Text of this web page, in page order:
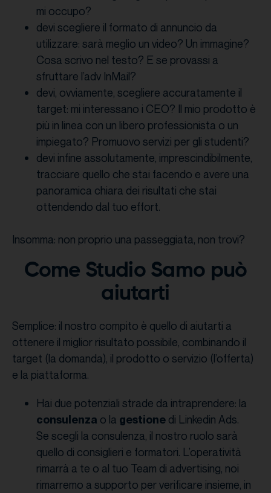
mi occupo?
devi scegliere il formato di annuncio da
utilizzare: sarà meglio un video? Un immagine?
Cosa scrivo nel testo? E se provassi a
sfruttare l’adv InMail?
devi, ovviamente, scegliere accuratamente il
target: mi interessano i CEO? Il mio prodotto è
più in linea con un libero professionista o un
impiegato? Promuovo servizi per gli studenti?
devi infine assolutamente, imprescindibilmente,
tracciare quello che stai facendo e avere una
panoramica chiara dei risultati che stai
ottendendo dal tuo effort.
Insomma: non proprio una passeggiata, non trovi?
Come Studio Samo può
aiutarti
Semplice: il nostro compito è quello di aiutarti a
ottenere il miglior risultato possibile, combinando il
target (la domanda), il prodotto o servizio (l’offerta)
e la piattaforma.
Hai due potenziali strade da intraprendere: la
consulenza o la gestione di Linkedin Ads.
Se scegli la consulenza, il nostro ruolo sarà
quello di consiglieri e formatori. L’operatività
rimarrà a te o al tuo Team di advertising, noi
rimarremo a supporto per verificare insieme, in